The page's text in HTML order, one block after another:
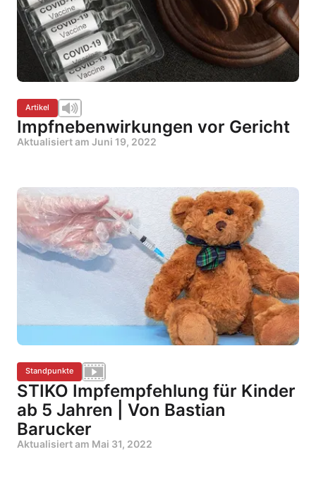
Artikel
Impfnebenwirkungen vor Gericht
Aktualisiert am Juni 19, 2022
Standpunkte
STIKO Impfempfehlung für Kinder
ab 5 Jahren | Von Bastian
Barucker
Aktualisiert am Mai 31, 2022